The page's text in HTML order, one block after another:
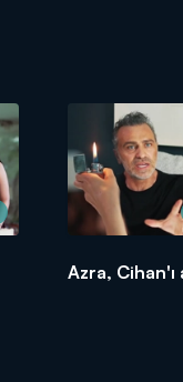
Azra,